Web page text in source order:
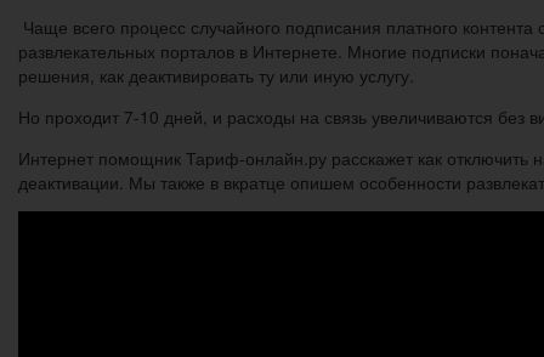
Чаще всего процесс случайного подписания платного
развлекательных порталов в Интернете. Многие подписки
решения, как деактивировать ту или иную услугу.
Но проходит 7-10 дней, и расходы на связь увеличиваются без
Интернет помощник Тариф-онлайн.ру расскажет как
деактивации. Мы также в вкратце опишем особенности